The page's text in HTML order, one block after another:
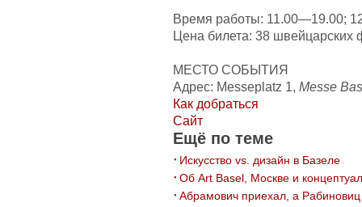
Время работы: 11.00—19.00;
Цена билета: 38 швейцарских
МЕСТО СОБЫТИЯ
Адрес: Messeplatz 1, Messe
Как добраться
Сайт
Ещё по теме
Искусство vs. дизайн в Базеле
Об Art Basel, Москве и
Абрамович приехал, а